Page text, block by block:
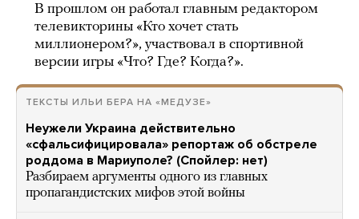
В прошлом он работал главным редактором
телевикторины «Кто хочет стать
миллионером?», участвовал в спортивной
версии игры «Что? Где? Когда?».
ТЕКСТЫ ИЛЬИ БЕРА НА «МЕДУЗЕ»
Неужели Украина действительно
«сфальсифицировала» репортаж об обстреле
роддома в Мариуполе? (Спойлер: нет)
Разбираем аргументы одного из главных
пропагандистских мифов этой войны